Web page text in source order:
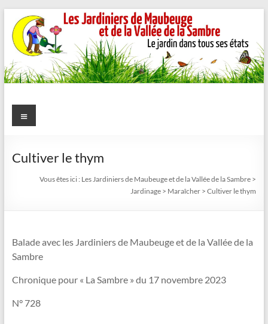
au
contenu
Les
de
Maubeuge
la
la
Menu
Cultiver le thym
Vous êtes ici : Les Jardiniers de Maubeuge et de la Vallée de la Sambre >
Jardinage > Maraîcher >Cultiver le thym
Balade avec les Jardiniers de Maubeuge et de la Vallée de la
Sambre
Chronique pour « La Sambre » du 17 novembre 2023
N° 728